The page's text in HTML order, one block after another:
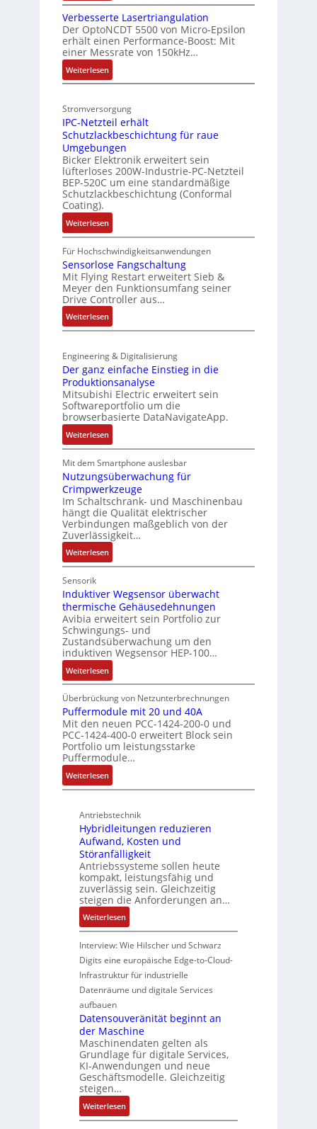
e
i
S
P
S
t
r
k
r
B
a
t
t
e
r
i
l
o
s
e
M
u
l
t
n
-
K
i
t
n
c
o
d
e
r
Verbesserte Lasertriangulation
Der OptoNCDT 5500 von Micro-Epsilon
erhält einen Performance-Boost: Mit
einer Messrate von 150kHz…
Weiterlesen:
V
r
b
e
s
s
e
r
e
L
s
e
r
t
i
n
g
u
l
a
t
i
o
Stromversorgung
IPC-Netzteil erhält
Schutzlackbeschichtung für raue
Umgebungen
Bicker Elektronik erweitert sein
lüfterloses 200W-Industrie-PC-Netzteil
BEP-520C um eine standardmäßige
Schutzlackbeschichtung (Conformal
Coating).
Weiterlesen:
I
P
C
-
N
e
t
z
e
i
l
e
r
h
ä
l
t
S
c
h
u
t
z
l
k
b
e
s
c
i
h
t
u
n
g
f
ü
r
a
u
e
U
m
g
e
b
u
n
g
e
n
Für Hochschwindigkeitsanwendungen
Sensorlose Fangschaltung
Mit Flying Restart erweitert Sieb &
Meyer den Funktionsumfang seiner
Drive Controller aus…
Weiterlesen:
S
n
s
o
r
l
o
s
e
F
a
n
g
s
c
h
a
u
n
g
Engineering & Digitalisierung
Der ganz einfache Einstieg in die
Produktionsanalyse
Mitsubishi Electric erweitert sein
Softwareportfolio um die
browserbasierte DataNavigateApp.
Weiterlesen:
D
e
r
g
a
n
z
e
i
n
a
c
h
e
E
i
n
t
i
e
g
i
d
P
r
o
d
u
k
t
i
o
n
s
a
n
s
e
Mit dem Smartphone auslesbar
Nutzungsüberwachung für
Crimpwerkzeuge
Im Schaltschrank- und Maschinenbau
hängt die Qualität elektrischer
Verbindungen maßgeblich von der
Zuverlässigkeit…
Weiterlesen:
N
t
z
u
n
g
s
ü
b
e
r
w
a
c
h
u
n
f
ü
r
C
r
i
m
p
w
e
r
e
u
g
e
Sensorik
Induktiver Wegsensor überwacht
thermische Gehäusedehnungen
Avibia erweitert sein Portfolio zur
Schwingungs- und
Zustandsüberwachung um den
induktiven Wegsensor HEP-100…
Weiterlesen:
I
n
d
u
k
t
i
v
e
W
e
g
s
e
n
s
r
b
e
r
w
a
c
h
t
t
h
e
Überbrückung von Netzunterbrechnungen
Puffermodule mit 20 und 40A
Mit den neuen PCC-1424-200-0 und
PCC-1424-400-0 erweitert Block sein
Portfolio um leistungsstarke
Puffermodule…
Weiterlesen:
P
f
f
e
r
m
o
d
u
l
m
i
t
2
0
u
n
d
4
0
A
Antriebstechnik
Hybridleitungen reduzieren
Aufwand, Kosten und
Störanfälligkeit
Antriebssysteme sollen heute
kompakt, leistungsfähig und
zuverlässig sein. Gleichzeitig
steigen die Anforderungen an…
Weiterlesen:
H
y
b
e
i
t
u
n
e
n
Interview: Wie Hilscher und Schwarz
Digits eine europäische Edge-to-Cloud-
Infrastruktur für industrielle
Datenräume und digitale Services
aufbauen
Datensouveränität beginnt an
der Maschine
Maschinendaten gelten als
Grundlage für digitale Services,
KI-Anwendungen und neue
Geschäftsmodelle. Gleichzeitig
steigen…
Weiterlesen:
D